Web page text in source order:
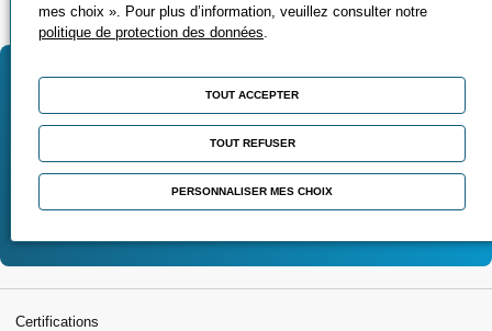
Vous souhaitez être
accompagné(e) dans votre
projet ?
Certifications
mes choix ». Pour plus d’information, veuillez consulter notre
politique de protection des données
TOUT ACCEPTER
TOUT REFUSER
PERSONNALISER MES CHOIX